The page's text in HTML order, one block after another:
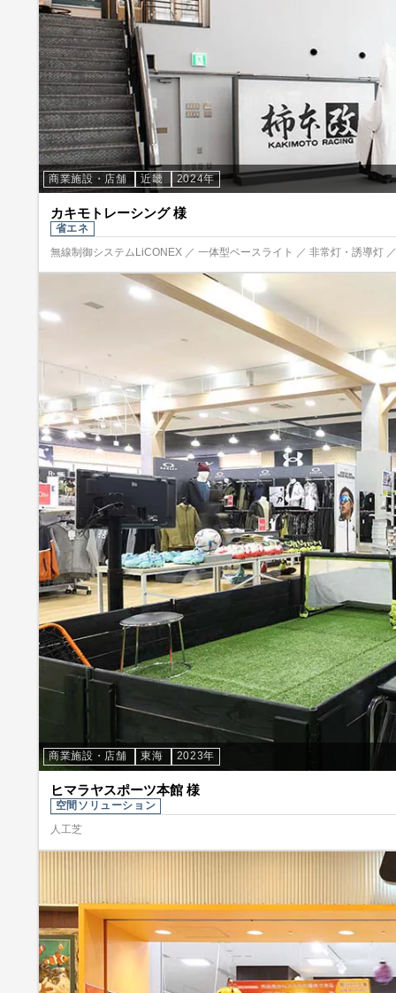
商業施設・店舗 近畿 2024年
カキモトレーシング 様
省エネ
無線制御システムLiCONEX ／ 一体型ベースライト ／ 非常灯・誘導灯
商業施設・店舗 東海 2023年
ヒマラヤスポーツ本館 様
空間ソリューション
人工芝